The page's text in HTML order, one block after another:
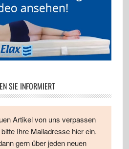
SIE INFORMIERT
Artikel von uns verpassen
Ihre Mailadresse hier ein.
gern über jeden neuen